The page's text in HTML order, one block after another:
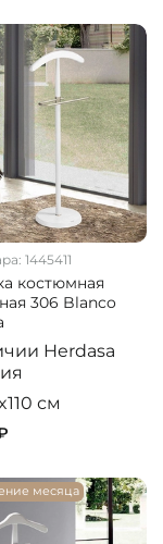
1445411
костюмная
306 Blanco
Herdasa
см
месяца